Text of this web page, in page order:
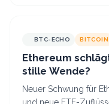
BTC-ECHO BITCOIN
Ethereum
stille Wende?
Neuer Schwung für